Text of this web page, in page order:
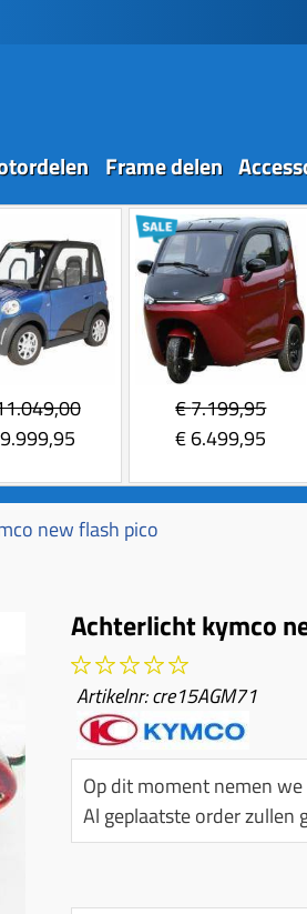
Frame delen
9.999,95
€7.199,95
€6.499,95
new flash pico
Achterlicht kymco
Artikelnr:cre15AGM71
Op dit moment nemen
Al geplaatste order